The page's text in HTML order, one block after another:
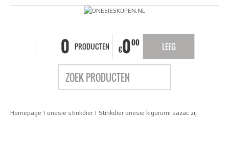
0 PRODUCTEN €000 LEEG
Homepage | onesie stinkdier | Stinkdier onesie kigurumi sazac zij